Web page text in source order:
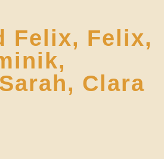
Felix, Felix,
Clara